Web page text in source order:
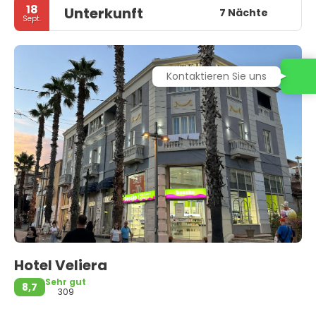
18
Sept. Unterkunft 7 Nächte
Hotel Veliera
8,7
Sehr gut
309
Kontaktieren Sie uns